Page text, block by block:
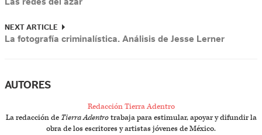
Las redes del azar
NEXT ARTICLE
La fotografía criminalística. Análisis de Jesse Lerner
AUTORES
Redacción Tierra Adentro
La redacción de Tierra Adentrotrabaja para estimular, apoyar y difundir la
obra de los escritores y artistas jóvenes de México.